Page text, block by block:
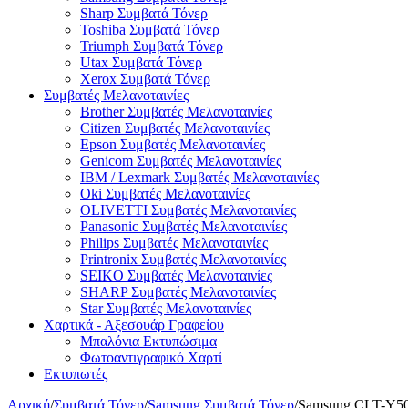
Sharp Συμβατά Τόνερ
Toshiba Συμβατά Τόνερ
Triumph Συμβατά Τόνερ
Utax Συμβατά Τόνερ
Xerox Συμβατά Τόνερ
Συμβατές Μελανοταινίες
Brother Συμβατές Μελανοταινίες
Citizen Συμβατές Μελανοταινίες
Epson Συμβατές Μελανοταινίες
Genicom Συμβατές Μελανοταινίες
IBM / Lexmark Συμβατές Μελανοταινίες
Oki Συμβατές Μελανοταινίες
OLIVETTI Συμβατές Μελανοταινίες
Panasonic Συμβατές Μελανοταινίες
Philips Συμβατές Μελανοταινίες
Printronix Συμβατές Μελανοταινίες
SEIKO Συμβατές Μελανοταινίες
SHARP Συμβατές Μελανοταινίες
Star Συμβατές Μελανοταινίες
Χαρτικά - Αξεσουάρ Γραφείου
Μπαλόνια Εκτυπώσιμα
Φωτοαντιγραφικό Χαρτί
Εκτυπωτές
Αρχική/Συμβατά Τόνερ/Samsung Συμβατά Τόνερ/Samsung CLT-